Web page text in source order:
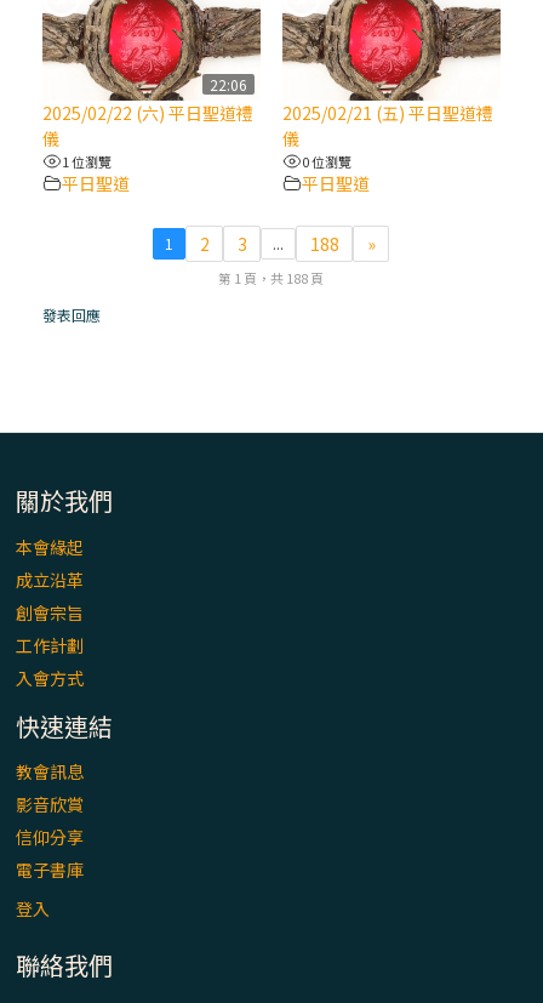
(6)黃敏正主教帶你做【將臨期避靜】—「馬
槽」═「謙卑」
(5)黃敏正主教帶你做【將臨期避靜】—「福
傳」：講耶穌的故事
(4)黃敏正主教帶你做【將臨期避靜】—匝凱
「想看」耶穌，耶穌「走近」匝凱
(2)黃敏正主教帶你做【將臨期避靜】—
22:06
2025/02/22 (六) 平日聖道禮
儀
1 位瀏覽
平日聖道
2025/02/21 (五) 平日聖道禮
儀
0 位瀏覽
平日聖道
1 2 3 ... 188 »
第 1 頁，共 188 頁
發表回應
關於我們
本會緣起
成立沿革
創會宗旨
工作計劃
入會方式
快速連結
教會訊息
影音欣賞
信仰分享
電子書庫
登入
聯絡我們